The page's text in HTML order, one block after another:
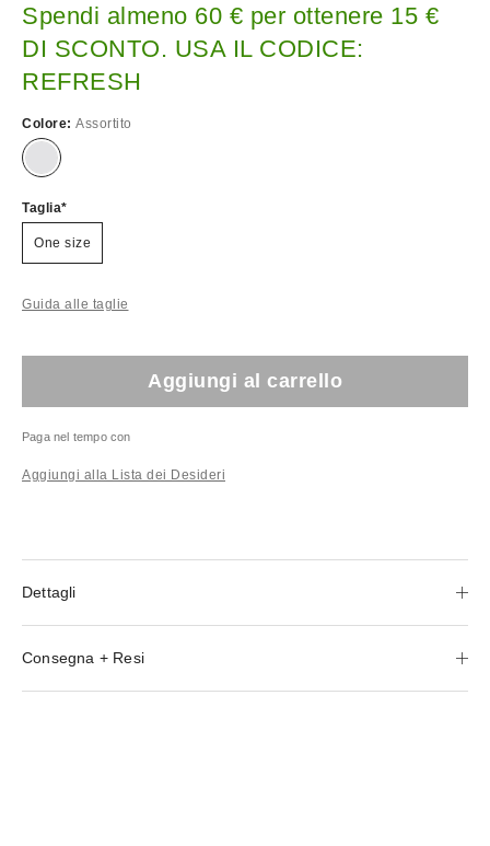
Spendi almeno 60 € per ottenere 15 €
DI SCONTO. USA IL CODICE:
REFRESH
Colore: Assortito
Taglia
One size
Guida alle taglie
Aggiungi al carrello
Paga nel tempo con
Aggiungi alla Lista dei Desideri
Dettagli
Consegna + Resi